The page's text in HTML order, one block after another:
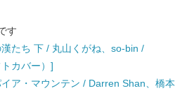
す
たち 下 / 丸山くがね、so-bin /
カバー）]
ア・マウンテン / Darren Shan、橋本